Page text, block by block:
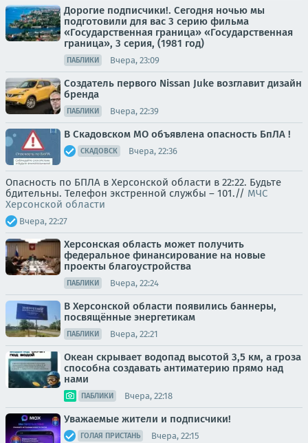
Дорогие подписчики!. Сегодня ночью мы
подготовили для вас 3 серию фильма
«Государственная граница» «Государственная
граница», 3 серия, (1981 год)
ПАБЛИКИ Вчера, 23:09
Создатель первого Nissan Juke возглавит дизайн
бренда
ПАБЛИКИ Вчера, 22:39
В Скадовском МО объявлена опасность БпЛА !
СКАДОВСК Вчера, 22:36
Опасность по БПЛА в Херсонской области в 22:22. Будьте
бдительны. Телефон экстренной службы – 101.// МЧС
Херсонской области
Вчера, 22:27
Херсонская область может получить
федеральное финансирование на новые
проекты благоустройства
ПАБЛИКИ Вчера, 22:24
В Херсонской области появились баннеры,
посвящённые энергетикам
ПАБЛИКИ Вчера, 22:21
Океан скрывает водопад высотой 3,5 км, а гроза
способна создавать антиматерию прямо над
нами
ПАБЛИКИ Вчера, 22:18
Уважаемые жители и подписчики!
ГОЛАЯ ПРИСТАНЬ Вчера, 22:15